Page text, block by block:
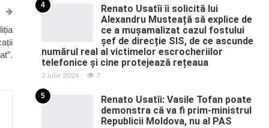
4
Renato Usatîi îi solicită lui
Alexandru Musteață să explice de
ce a mușamalizat cazul fostului
șef de direcție SIS, de ce ascunde
numărul real al victimelor escrocheriilor
telefonice și cine protejează rețeaua
2 iulie 2026 7
5
Renato Usatîi: Vasile Tofan poate
demonstra că va fi prim-ministrul
Republicii Moldova, nu al PAS